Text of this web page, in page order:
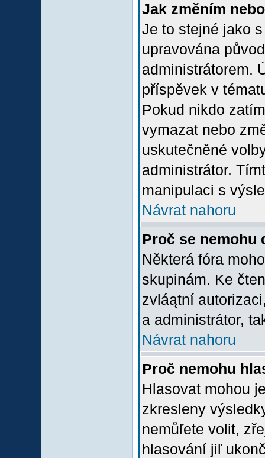
Jak změním
Je to stejné jako
upravována
administrátorem.
příspěvek v
Pokud nikdo
vymazat nebo
uskutečněné
administrátor.
manipulaci s
Návrat nahoru
Proč se nemohu
Některá fóra
skupinám. Ke
zvláątní
a administrátor,
Návrat nahoru
Proč nemohu
Hlasovat mohou
zkresleny
nemůľete volit,
hlasování jiľ